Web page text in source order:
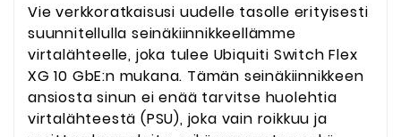
Vie verkkoratkaisusi uudelle tasolle erityisesti
suunnitellulla seinäkiinnikkeellämme
virtalähteelle, joka tulee Ubiquiti Switch Flex
XG 10 GbE:n mukana. Tämän seinäkiinnikkeen
ansiosta sinun ei enää tarvitse huolehtia
virtalähteestä (PSU), joka vain roikkuu ja